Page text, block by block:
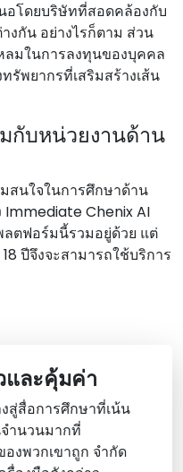
อโดยบริษัทที่สอดคล้องกับ
งกัน อย่างไรก็ตาม ส่วน
มในการลงทุนของบุคคล
รัพยากรที่เสริมสร้างเส้น
กับหน่วยงานด้าน
สนใจในการศึกษาด้าน
Chenix AI
ตฟอร์มนี้รวมอยู่ด้วย แต่
ปีจึงจะสามารถใช้บริการ
และคุ้มค่า
สู่สื่อการศึกษาที่เน้น
านวนมากที่
งพวกเขาถูก จํากัด